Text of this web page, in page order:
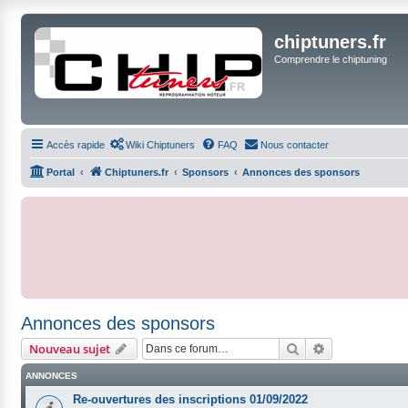
chiptuners.fr
Comprendre le chiptuning
Accès rapide Wiki Chiptuners FAQ Nous contacter
Portal Chiptuners.fr Sponsors Annonces des sponsors
Annonces des sponsors
Nouveau sujet Rechercher
ANNONCES
Re-ouvertures des inscriptions 01/09/2022